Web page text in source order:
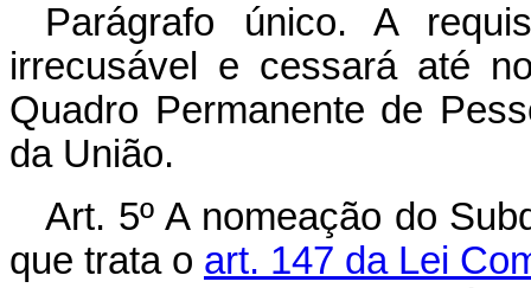
Parágrafo único. A
irrecusável e cessará até
Quadro Permanente de
da União.
Art. 5º A nomeação do
que trata o art. 147 da Lei